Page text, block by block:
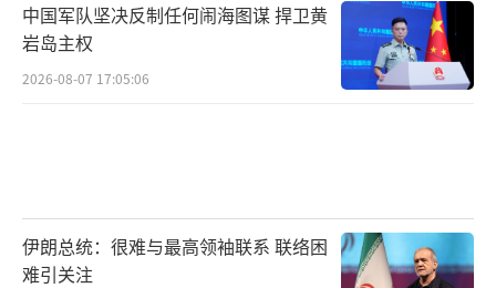
中国军队坚决反制任何闹海图谋 捍卫黄
岩岛主权
2026-08-07 17:05:06
伊朗总统：很难与最高领袖联系 联络困
难引关注